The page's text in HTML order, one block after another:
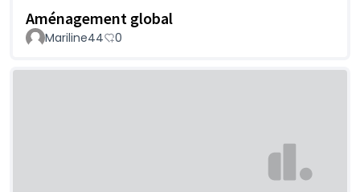
Aménagement global
Mariline44 0